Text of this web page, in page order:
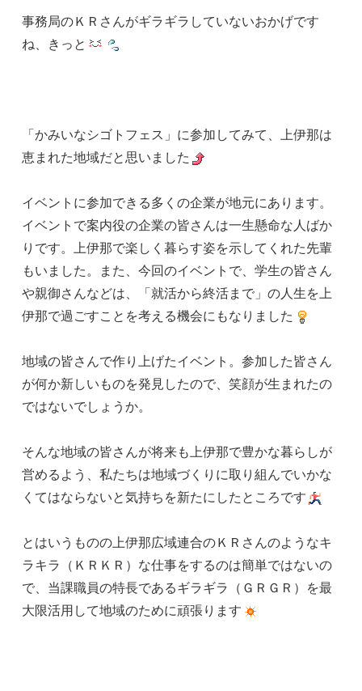
事務局のＫＲさんがギラギラしていないおかげです
ね、きっと
「かみいなシゴトフェス」に参加してみて、上伊那は
恵まれた地域だと思いました
イベントに参加できる多くの企業が地元にあります。
イベントで案内役の企業の皆さんは一生懸命な人ばか
りです。上伊那で楽しく暮らす姿を示してくれた先輩
もいました。また、今回のイベントで、学生の皆さん
や親御さんなどは、「就活から終活まで」の人生を上
伊那で過ごすことを考える機会にもなりました
地域の皆さんで作り上げたイベント。参加した皆さん
が何か新しいものを発見したので、笑顔が生まれたの
ではないでしょうか。
そんな地域の皆さんが将来も上伊那で豊かな暮らしが
営めるよう、私たちは地域づくりに取り組んでいかな
くてはならないと気持ちを新たにしたところです
とはいうものの上伊那広域連合のＫＲさんのようなキ
ラキラ（ＫＲＫＲ）な仕事をするのは簡単ではないの
で、当課職員の特長であるギラギラ（ＧＲＧＲ）を最
大限活用して地域のために頑張ります